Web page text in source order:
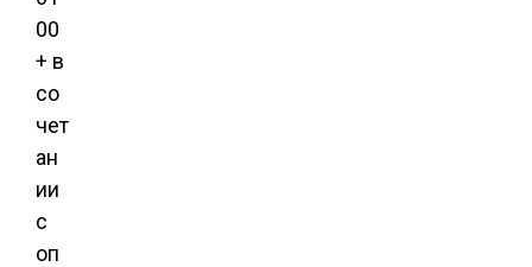
00
+ в
со
чет
ан
ии
с
оп